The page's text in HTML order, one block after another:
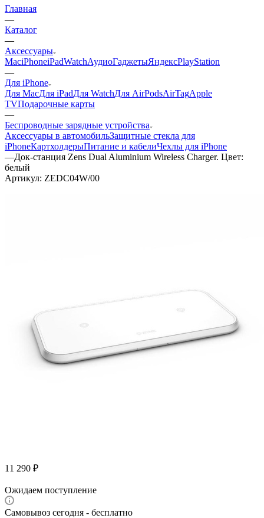
Главная
—
Каталог
—
Аксессуары
MaciPhoneiPadWatchАудиоГаджетыЯндексPlayStation
—
Для iPhone
Для MacДля iPadДля WatchДля AirPodsAirTagApple
TVПодарочные карты
—
Беспроводные зарядные устройства
Аксессуары в автомобильЗащитные стекла для
iPhoneКартхолдерыПитание и кабелиЧехлы для iPhone
—Док-станция Zens Dual Aluminium Wireless Charger. Цвет:
белый
Артикул: ZEDC04W/00
11 290 ₽
Ожидаем поступление
Самовывоз сегодня - бесплатно